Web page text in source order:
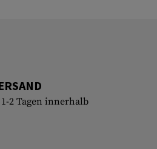
2 Tagen innerhalb